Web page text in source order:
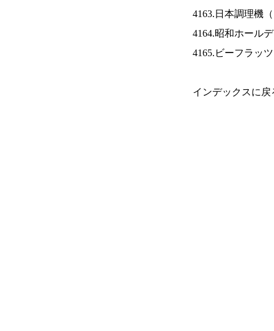
4163.日本調理機（
4164.昭和ホール
4165.ビーフラッ
インデックスに戻